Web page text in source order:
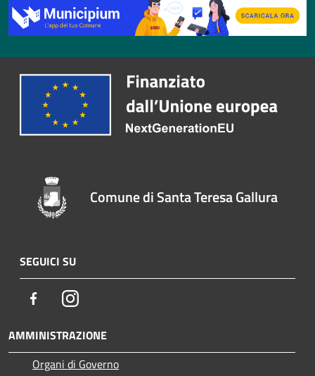
Comune di Santa Teresa Gallura
SEGUICI SU
FacebookInstagram
AMMINISTRAZIONE
Organi di Governo